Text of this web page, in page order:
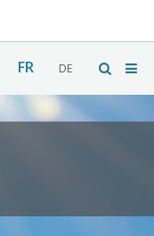
FR DE